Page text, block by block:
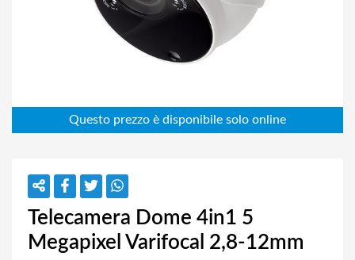
Telecamera Dome 4in1 5
Megapixel Varifocal 2,8-12mm